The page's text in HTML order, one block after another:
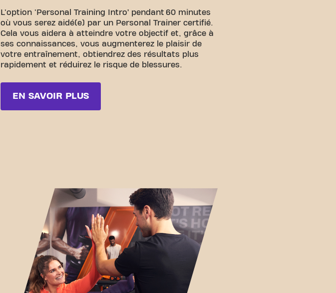
L'option 'Personal Training Intro’ pendant 60 minutes
où vous serez aidé(e) par un Personal Trainer certifié.
Cela vous aidera à atteindre votre objectif et, grâce à
ses connaissances, vous augmenterez le plaisir de
votre entraînement, obtiendrez des résultats plus
rapidement et réduirez le risque de blessures.
EN SAVOIR PLUS